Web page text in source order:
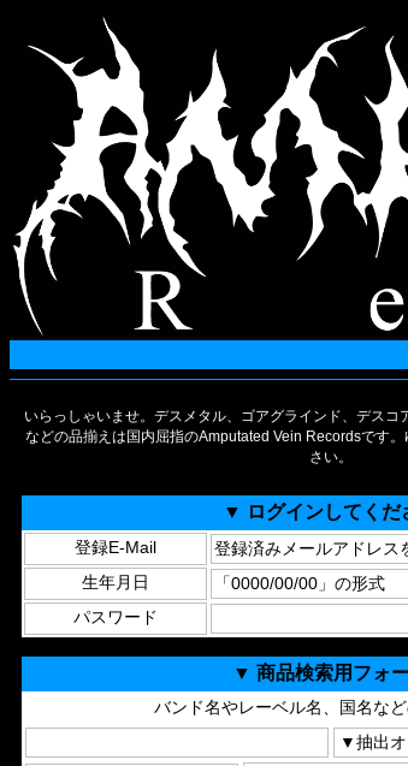
いらっしゃいませ。デスメタル、ゴアグラインド、デスコ
などの品揃えは国内屈指のAmputated Vein Recordsです
さい。
▼ ログインしてくだ
登録E-Mail
生年月日
パスワード
▼ 商品検索用フォ
バンド名やレーベル名、国名な